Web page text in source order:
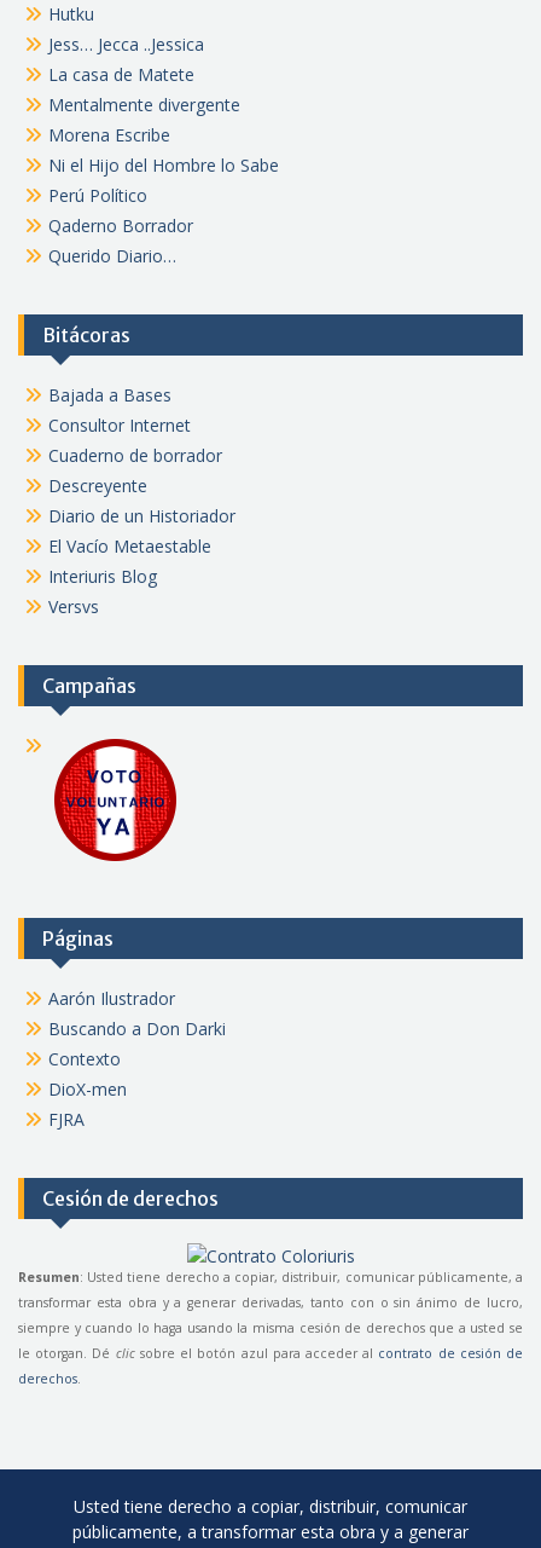
Hutku
Jess… Jecca ..Jessica
La casa de Matete
Mentalmente divergente
Morena Escribe
Ni el Hijo del Hombre lo Sabe
Perú Político
Qaderno Borrador
Querido Diario…
Bitácoras
Bajada a Bases
Consultor Internet
Cuaderno de borrador
Descreyente
Diario de un Historiador
El Vacío Metaestable
Interiuris Blog
Versvs
Campañas
Páginas
Aarón Ilustrador
Buscando a Don Darki
Contexto
DioX-men
FJRA
Cesión de derechos
Resumen: Usted tiene derecho a copiar, distribuir, comunicar públicamente, a
transformar esta obra y a generar derivadas, tanto con o sin ánimo de lucro,
siempre y cuando lo haga usando la misma cesión de derechos que a usted se
le otorgan. Dé clicsobre el botón azul para acceder al contrato de cesión de
derechos
Usted tiene derecho a copiar, distribuir, comunicar
públicamente, a transformar esta obra y a generar